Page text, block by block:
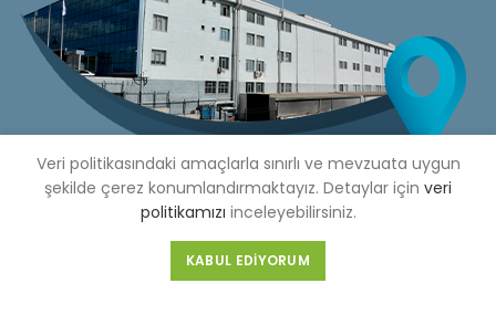
Copyright © 2020 Çetinkaya Pano |Çetinkaya Pano Fiyat
Veri politikasındaki amaçlarla sınırlı ve mevzuata uygun
şekilde çerez konumlandırmaktayız. Detaylar için veri
politikamızı inceleyebilirsiniz.
KABUL EDIYORUM